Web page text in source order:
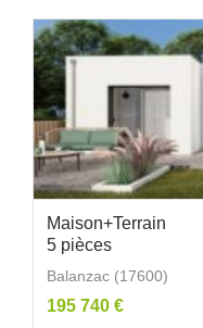
Maison+Terrain
5 pièces
Balanzac (17600)
195 740 €